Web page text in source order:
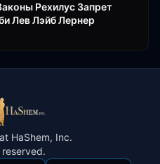
Рехилус Запрет
Лев Лэйб Лернер
HaShem, Inc.